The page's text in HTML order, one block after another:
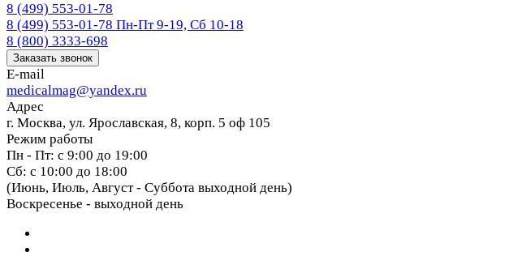
8 (499) 553-01-78
8 (499) 553-01-78 Пн-Пт 9-19, Сб 10-18
8 (800) 3333-698
Заказать звонок
E-mail
medicalmag@yandex.ru
Адрес
г. Москва, ул. Ярославская, 8, корп. 5 оф 105
Режим работы
Пн - Пт: с 9:00 до 19:00
Сб: с 10:00 до 18:00
(Июнь, Июль, Август - Суббота выходной день)
Воскресенье - выходной день